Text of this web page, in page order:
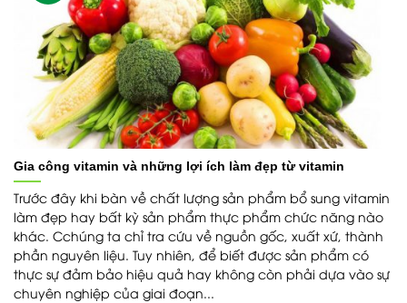
Gia công vitamin và những lợi ích làm đẹp từ vitamin
Trước đây khi bàn về chất lượng sản phẩm bổ sung vitamin
làm đẹp hay bất kỳ sản phẩm thực phẩm chức năng nào
khác. Cchúng ta chỉ tra cứu về nguồn gốc, xuất xứ, thành
phần nguyên liệu. Tuy nhiên, để biết được sản phẩm có
thực sự đảm bảo hiệu quả hay không còn phải dựa vào sự
chuyên nghiệp của giai đoạn...